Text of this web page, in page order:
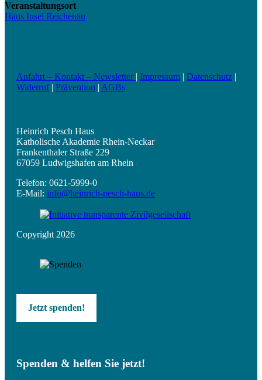
Veranstaltungsort
Haus Insel Reichenau
Anfahrt – Kontakt – Newsletter | Impressum | Datenschutz |
Widerruf| Prävention | AGBs
Heinrich Pesch Haus
Katholische Akademie Rhein-Neckar
Frankenthaler Straße 229
67059 Ludwigshafen am Rhein
Telefon: 0621-5999-0
E-Mail: info@heinrich-pesch-haus.de
Copyright 2026
Jetzt spenden!
Spenden & helfen Sie jetzt!